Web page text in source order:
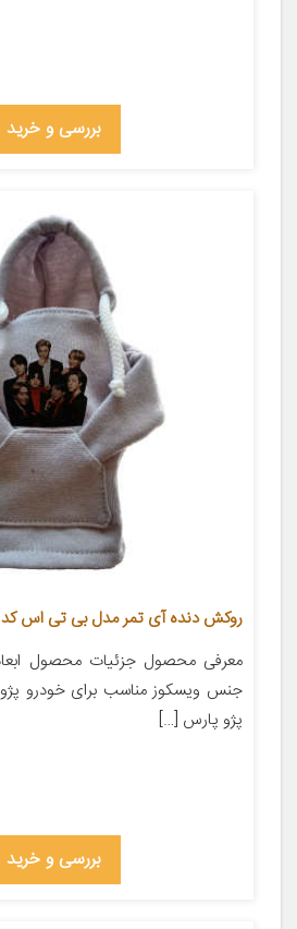
بررسی و خرید
روکش دنده آی تمر مدل بی تی اس کد 103
پژو پارس […]
بررسی و خرید